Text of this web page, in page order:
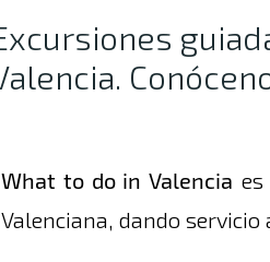
What to do in Valencia
Valenciana, dando